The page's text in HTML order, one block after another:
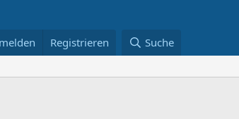
Registrieren Suche